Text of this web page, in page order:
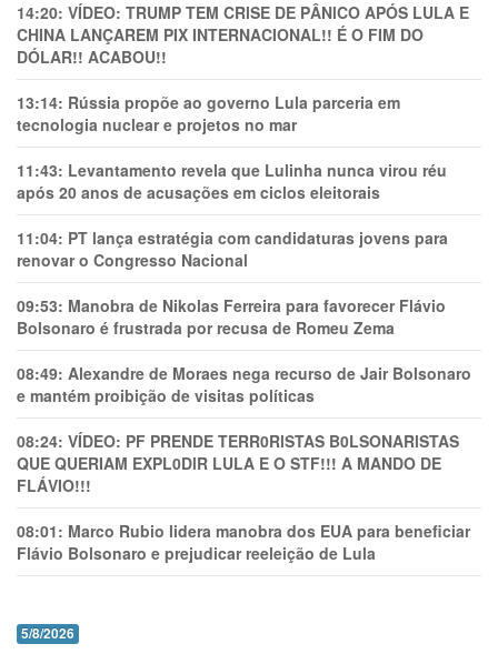
14:20: VÍDEO: TRUMP TEM CRlSE DE PÂNlCO APÓS LULA E
CHINA LANÇAREM PIX INTERNACIONAL!! É O FIM DO
DÓLAR!! ACABOU!!
13:14: Rússia propõe ao governo Lula parceria em
tecnologia nuclear e projetos no mar
11:43: Levantamento revela que Lulinha nunca virou réu
após 20 anos de acusações em ciclos eleitorais
11:04: PT lança estratégia com candidaturas jovens para
renovar o Congresso Nacional
09:53: Manobra de Nikolas Ferreira para favorecer Flávio
Bolsonaro é frustrada por recusa de Romeu Zema
08:49: Alexandre de Moraes nega recurso de Jair Bolsonaro
e mantém proibição de visitas políticas
08:24: VÍDEO: PF PRENDE TERR0RlSTAS B0LSONARlSTAS
QUE QUERIAM EXPL0DlR LULA E O STF!!! A MANDO DE
FLÁVIO!!!
08:01: Marco Rubio lidera manobra dos EUA para beneficiar
Flávio Bolsonaro e prejudicar reeleição de Lula
5/8/2026